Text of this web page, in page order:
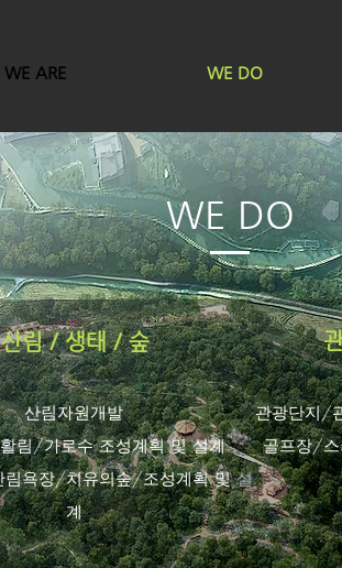
WE ARE WE DO
WE DO
산림 / 생태 / 숲
산림자원개발
림/가로수 조성계획 및 설계
욕장/치유의숲/조성계획 및 설
계
관광단지/
골프장/